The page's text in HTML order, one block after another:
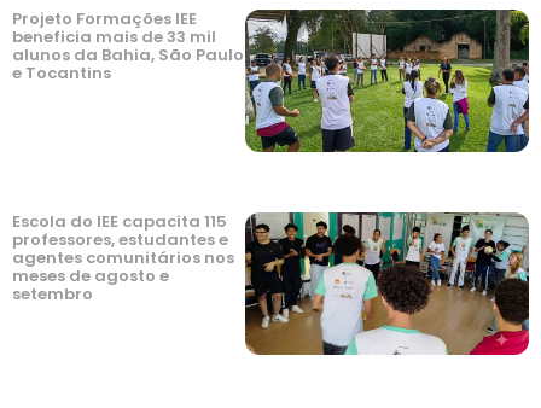
Projeto Formações IEE
beneficia mais de 33 mil
alunos da Bahia, São Paulo
e Tocantins
Escola do IEE capacita 115
professores, estudantes e
agentes comunitários nos
meses de agosto e
setembro